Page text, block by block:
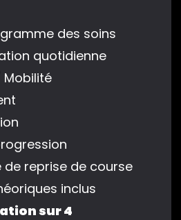
des soins
quotidienne
Mobilité
de reprise de course
inclus
sur 4